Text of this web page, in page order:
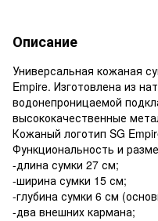
Описание
Универсальная кожаная
Empire. Изготовлена ​​из
водонепроницаемой
высококачественные
Кожаный логотип SG
Функциональность и
-длина сумки 27 см;
-ширина сумки 15 см;
-глубина сумки 6 см
-два внешних кармана;